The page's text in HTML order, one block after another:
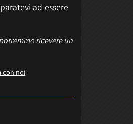
ad essere
ricevere un
con noi